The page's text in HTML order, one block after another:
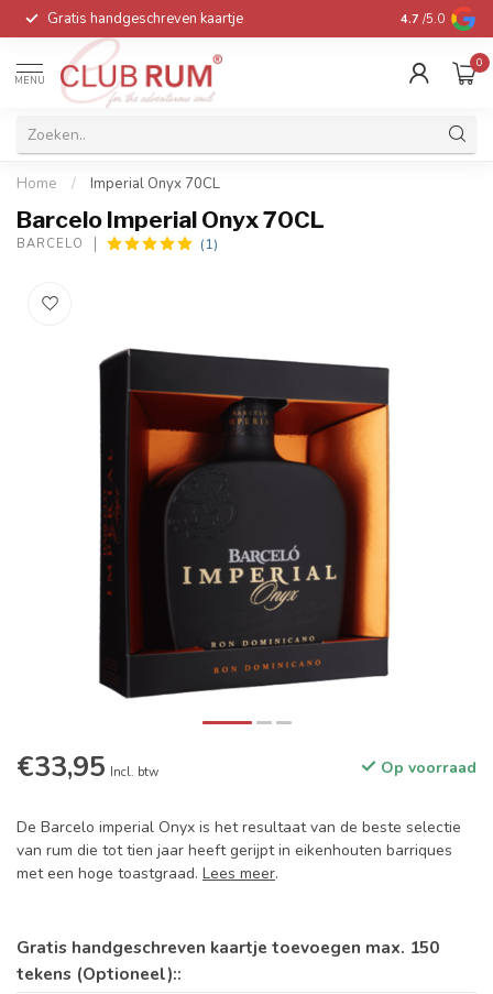
Gratis handgeschreven kaartje Voor 16:00
4.7 /5.0
MENU
0
Home / Imperial Onyx 70CL
Barcelo Imperial Onyx 70CL
BARCELO (1)
€33,95 Incl. btw Op voorraad
De Barcelo imperial Onyx is het resultaat van de beste selectie
van rum die tot tien jaar heeft gerijpt in eikenhouten barriques
met een hoge toastgraad. Lees meer.
Gratis handgeschreven kaartje toevoegen max. 150
tekens (Optioneel)::